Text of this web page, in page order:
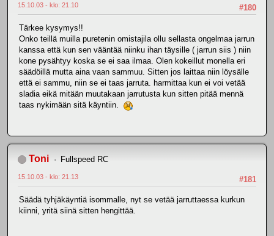
#180
15.10.03 - klo: 21.10
Tärkee kysymys!!
Onko teillä muilla puretenin omistajila ollu sellasta ongelmaa jarrun
kanssa että kun sen vääntää niinku ihan täysille ( jarrun siis ) niin
kone pysähtyy koska se ei saa ilmaa. Olen kokeillut monella eri
säädöillä mutta aina vaan sammuu. Sitten jos laittaa niin löysälle
että ei sammu, niin se ei taas jarruta. harmittaa kun ei voi vetää
sladia eikä mitään muutakaan jarrutusta kun sitten pitää mennä
taas nykimään sitä käyntiin.
Toni Fullspeed RC
#181
15.10.03 - klo: 21.13
Säädä tyhjäkäyntiä isommalle, nyt se vetää jarruttaessa kurkun
kiinni, yritä siinä sitten hengittää.